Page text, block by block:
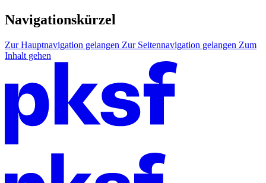
Navigationskürzel
Zur Hauptnavigation gelangen Zur Seitennavigation gelangen Zum
Inhalt gehen